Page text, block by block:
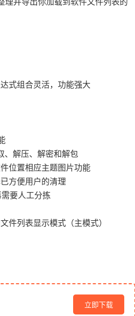
式组合灵活，功能强大
、解压、解密和解包
位置相应主题图片功能
方便用户的清理
要人工分拣
件列表显示模式（主模式）
立即下载